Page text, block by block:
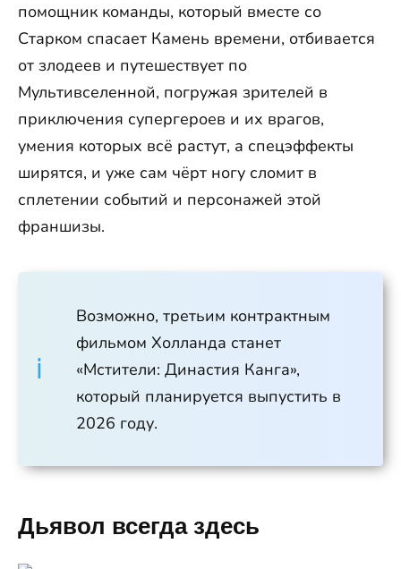
помощник команды, который вместе со
Старком спасает Камень времени, отбивается
от злодеев и путешествует по
Мультивселенной, погружая зрителей в
приключения супергероев и их врагов,
умения которых всё растут, а спецэффекты
ширятся, и уже сам чёрт ногу сломит в
сплетении событий и персонажей этой
франшизы.
Возможно, третьим контрактным
фильмом Холланда станет
«Мстители: Династия Канга»,
который планируется выпустить в
2026 году.
Дьявол всегда здесь